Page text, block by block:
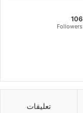
106
Followers
تعليقات